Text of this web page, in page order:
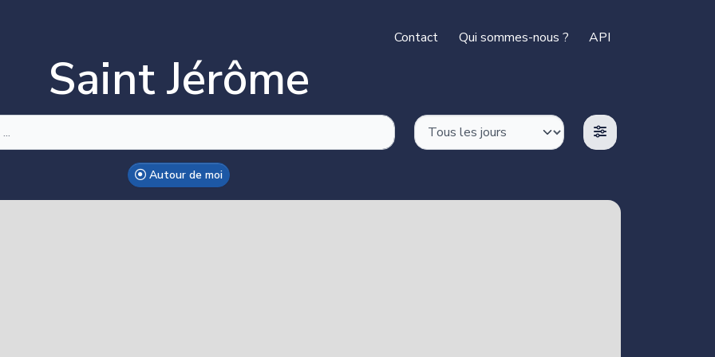
Contact Qui sommes-nous ? API
Saint Jérôme
Autour de moi